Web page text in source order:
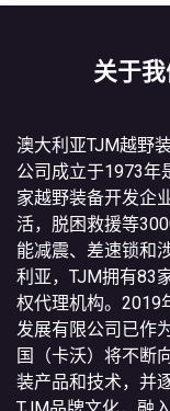
关于我
澳大利亚TJM越野
公司成立于1973年
家越野装备开发企
活，脱困救援等
能减震、差速锁和
利亚，TJM拥有83
权代理机构。2019
发展有限公司已作
国（卡沃）将不断
装产品和技术，并